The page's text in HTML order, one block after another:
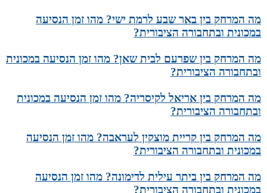
מה המרחק בין באר שבע לרמת ישי? מהו זמן הנסיעה
במכונית ובתחבורה הציבורית?
מה המרחק בין שפרעם לבית שאן? מהו זמן הנסיעה במכונית
ובתחבורה הציבורית?
מה המרחק בין אריאל לקיסריה? מהו זמן הנסיעה במכונית
ובתחבורה הציבורית?
מה המרחק בין קריית מוצקין לעראבה? מהו זמן הנסיעה
במכונית ובתחבורה הציבורית?
מה המרחק בין ביתר עילית לדימונה? מהו זמן הנסיעה
במכונית ובתחבורה הציבורית?